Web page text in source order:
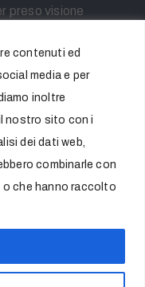
contenuti ed
media e per
inoltre
nostro sito con i
dei dati web,
combinarle con
che hanno raccolto
preso visione
Privacy Policy,
dati personali per le
P.IVA 02117071007. Tutti i
VEB S.r.l.